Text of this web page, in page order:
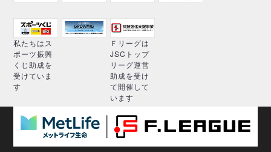
私たちはス
ポーツ振興
くじ助成を
受けていま
す
Ｆリーグは
JSCトップ
リーグ運営
助成を受け
て開催して
います